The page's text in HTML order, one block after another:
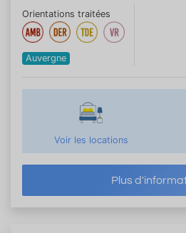
Orientations traitées
Auvergne
Voir les locations
Plus